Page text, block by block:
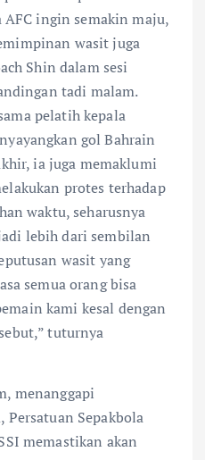
ingin semakin maju,
wasit juga
Shin dalam sesi
tadi malam.
pelatih kepala
gol Bahrain
ia juga memaklumi
protes terhadap
waktu, seharusnya
lebih dari sembilan
wasit yang
semua orang bisa
kami kesal dengan
tuturnya
menanggapi
Sepakbola
memastikan akan